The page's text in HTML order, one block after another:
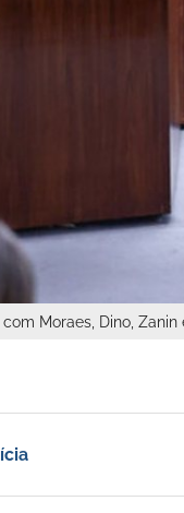
Moraes, Dino,